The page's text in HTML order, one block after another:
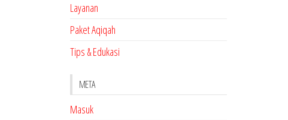
Layanan
Paket Aqiqah
Tips & Edukasi
META
Masuk